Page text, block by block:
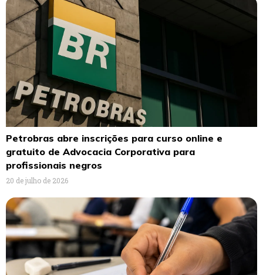
Petrobras abre inscrições para curso online e
gratuito de Advocacia Corporativa para
profissionais negros
20 de julho de 2026